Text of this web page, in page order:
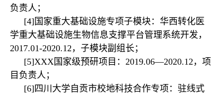
负责人；
[4]国家重大基础设施专项子模块：华西转化医
学重大基础设施生物信息支撑平台管理系统开发，
201 7.01-2020.12，子模块副组长；
[5]XXX国家级预研项目：2019.06—2020.12， 项
目 负责人；
[6]四川大学自贡市校地科技合作专项：驻线式